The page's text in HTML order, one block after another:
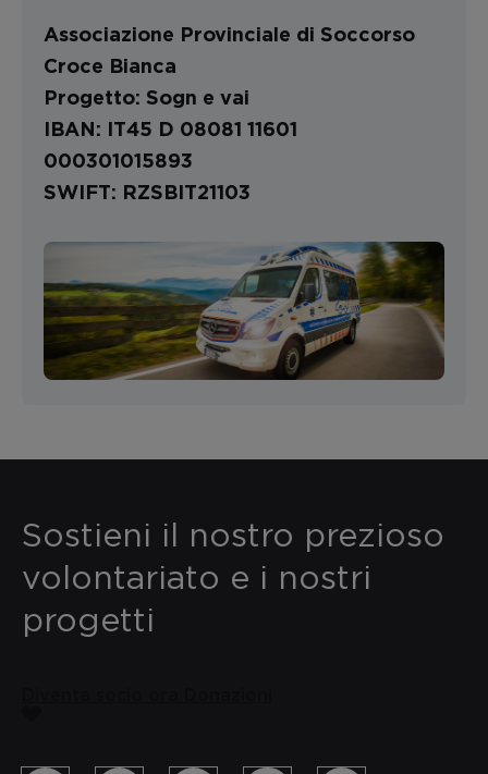
Associazione Provinciale di Soccorso
Croce Bianca
Progetto: Sogn e vai
IBAN: IT45 D 08081 11601
000301015893
SWIFT: RZSBIT21103
Sostieni il nostro prezioso
volontariato e i nostri
progetti